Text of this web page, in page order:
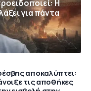
Η
για πάντα
αποκαλύπτει:
τις αποθήκες